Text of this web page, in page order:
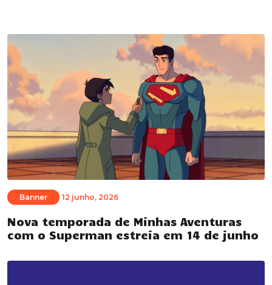
Banner 12 junho, 2026
Nova temporada de Minhas Aventuras
com o Superman estreia em 14 de junho